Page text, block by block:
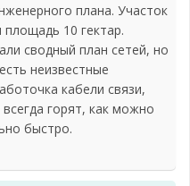
плана. Участок
10 гектар.
сводный план сетей, но
неизвестные
кабели связи,
горят, как можно
быстро.